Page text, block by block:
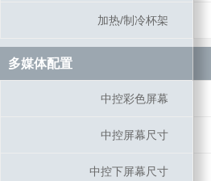
加热/制冷杯架
多媒体配置
中控彩色屏幕
中控屏幕尺寸
中控下屏幕尺寸
加热/制冷杯架
多媒体配置
中控彩色屏幕
中控屏幕尺寸
中控下屏幕尺寸